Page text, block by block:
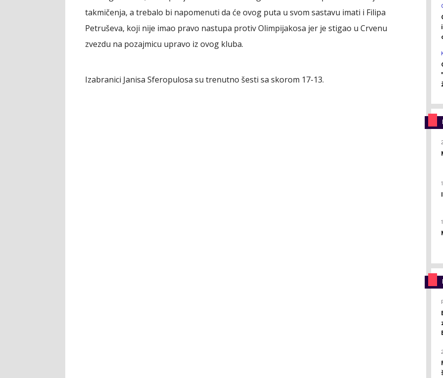
takmičenja, a trebalo bi napomenuti da će ovog puta u svom sastavu imati i Filipa
Petruševa, koji nije imao pravo nastupa protiv Olimpijakosa jer je stigao u Crvenu
zvezdu na pozajmicu upravo iz ovog kluba.
Izabranici Janisa Sferopulosa su trenutno šesti sa skorom 17-13.